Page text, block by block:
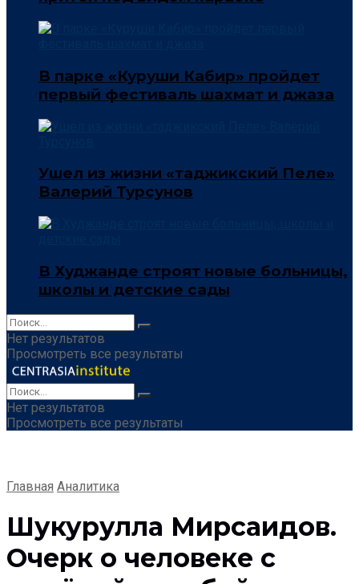
В парке «Куруши Кабир» пройдет
первый фестиваль шахмат и джаза
Ушел из жизни «таджикский Пеле»
Валерий Турсунов
В Худжанде строят новые больницы,
школы и детские сады
Нет результатов
Просмотреть все результаты
Нет результатов
Просмотреть все результаты
Главная Аналитика
Шукурулла Мирсаидов.
Очерк о человеке с